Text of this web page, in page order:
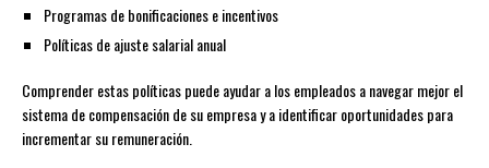
Programas de bonificaciones e incentivos
Políticas de ajuste salarial anual
Comprender estas políticas puede ayudar a los empleados a navegar mejor el
sistema de compensación de su empresa y a identificar oportunidades para
incrementar su remuneración.